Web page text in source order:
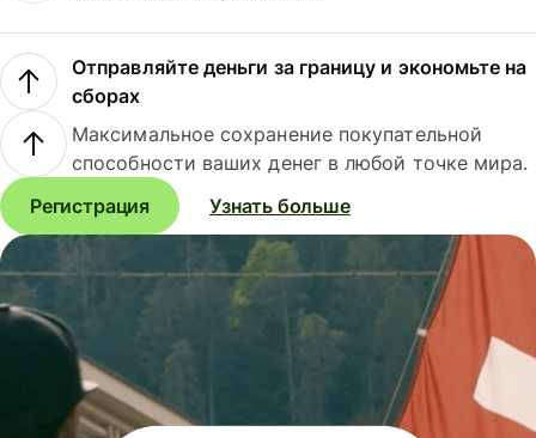
Отправляйте деньги за границу и экономьте на
сборах
Максимальное сохранение покупательной
способности ваших денег в любой точке мира.
Регистрация
Узнать больше